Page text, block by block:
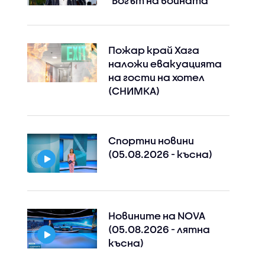
Пожар край Хага
наложи евакуацията
на гости на хотел
(СНИМКА)
Спортни новини
(05.08.2026 - късна)
Новините на NOVA
(05.08.2026 - лятна
късна)